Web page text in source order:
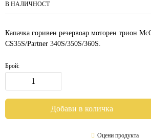
В НАЛИЧНОСТ
Капачка горивен резервоар моторен трион
CS35S/Partner 340S/350S/360S.
Брой:
Оцени продукта